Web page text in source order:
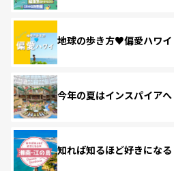
地球の歩き方♥偏愛ハワイ
今年の夏はインスパイアへ
知れば知るほど好きにな